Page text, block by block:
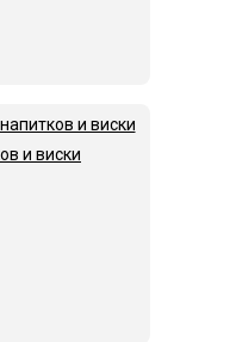
и виски